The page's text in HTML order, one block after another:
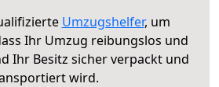
Umzugshelfer, um
Ihr Umzug reibungslos und
Ihr Besitz sicher verpackt und
wird.